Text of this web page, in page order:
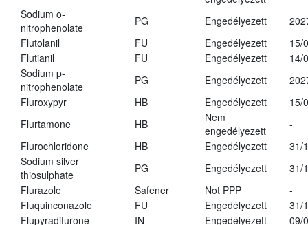
Sodium o-
nitrophenolate
PG Engedélyezett
Flutolanil
FU Engedélyezett
15/
Flutianil
FU Engedélyezett
14/
Sodium p-
nitrophenolate
PG Engedélyezett
Fluroxypyr
HB Engedélyezett
15/
Flurtamone
HB
Nem
engedélyezett
-
Flurochloridone
HB Engedélyezett
31/
Sodium silver
thiosulphate
PG Engedélyezett
31/
Flurazole
Safener Not PPP
-
Fluquinconazole
FU Engedélyezett
31/
Flupyradifurone
IN Engedélyezett
09/